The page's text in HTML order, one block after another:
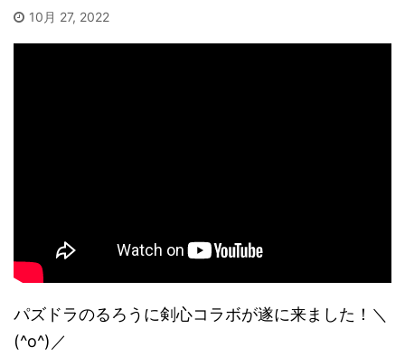
10月 27, 2022
パズドラのるろうに剣心コラボが遂に来ました！＼
(^o^)／